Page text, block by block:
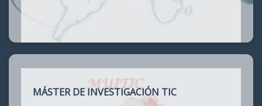
MÁSTER DE INVESTIGACIÓN TIC